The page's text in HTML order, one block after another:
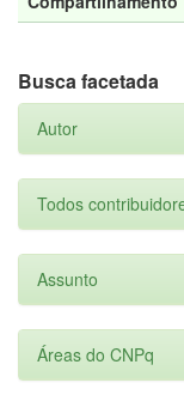
Busca facetada
Autor
Todos
Assunto
Áreas do CNPq